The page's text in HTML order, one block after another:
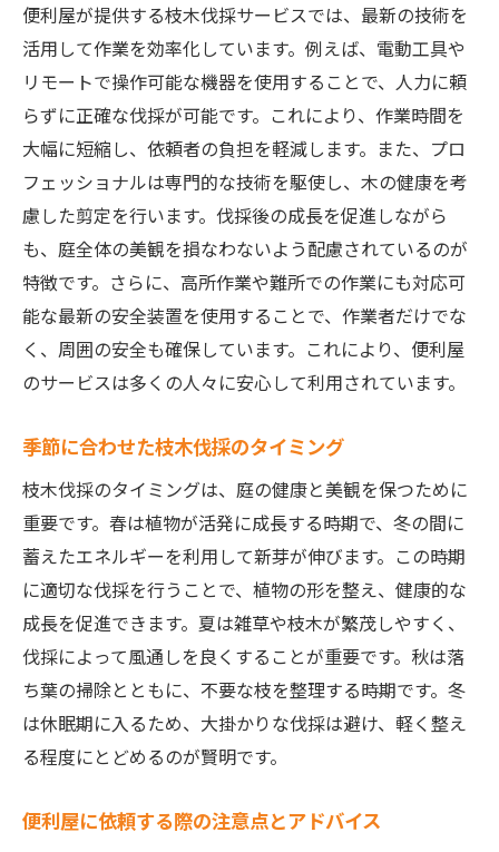
地域の庭に特化した提案力
安心して任せられるサポート体制
便利屋とのコミュニケーションの取りやす
さ
安心して任せられる便利屋の枝木伐採サービス
安全第一の作業手順とその重要性
便利屋による保険と保障制度の充実
作業前後の丁寧な現場確認
お客様ニーズに応えるカスタマイズ可能な
プラン
安心感を提供する便利屋のスタッフ教育
地域の便利屋が提供する枝木伐採で庭を美しく
地域特有の庭のニーズに応えるサービス
地元の便利屋だからこそできる提案
地域住民に支持される理由
庭の環境に合わせた柔軟な対応
地域に貢献する便利屋の活動
庭の未来を考えた持続可能なサービス
便利屋が提供する枝木伐採サービスでは、最新の技術を
活用して作業を効率化しています。例えば、電動工具や
リモートで操作可能な機器を使用することで、人力に頼
らずに正確な伐採が可能です。これにより、作業時間を
大幅に短縮し、依頼者の負担を軽減します。また、プロ
フェッショナルは専門的な技術を駆使し、木の健康を考
慮した剪定を行います。伐採後の成長を促進しながら
も、庭全体の美観を損なわないよう配慮されているのが
特徴です。さらに、高所作業や難所での作業にも対応可
能な最新の安全装置を使用することで、作業者だけでな
く、周囲の安全も確保しています。これにより、便利屋
のサービスは多くの人々に安心して利用されています。
季節に合わせた枝木伐採のタイミング
枝木伐採のタイミングは、庭の健康と美観を保つために
重要です。春は植物が活発に成長する時期で、冬の間に
蓄えたエネルギーを利用して新芽が伸びます。この時期
に適切な伐採を行うことで、植物の形を整え、健康的な
成長を促進できます。夏は雑草や枝木が繁茂しやすく、
伐採によって風通しを良くすることが重要です。秋は落
ち葉の掃除とともに、不要な枝を整理する時期です。冬
は休眠期に入るため、大掛かりな伐採は避け、軽く整え
る程度にとどめるのが賢明です。
便利屋に依頼する際の注意点とアドバイス